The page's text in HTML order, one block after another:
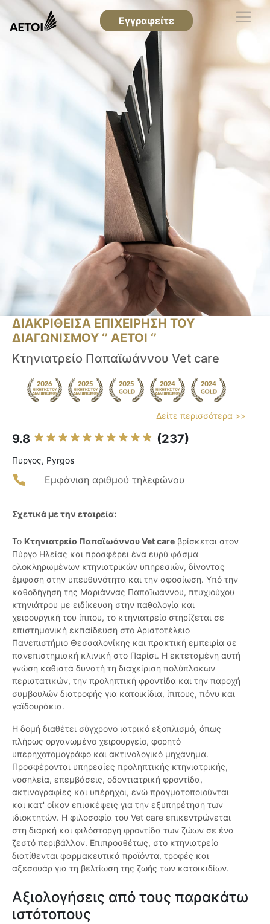
Εγγραφείτε
ΔΙΑΚΡΙΘΕΙΣΑ ΕΠΙΧΕΙΡΗΣΗ ΤΟΥ
ΔΙΑΓΩΝΙΣΜΟΥ ‘’ ΑΕΤΟΙ ‘’
Κτηνιατρείο Παπαϊωάννου Vet care
Δείτε περισσότερα >>
9.8 (237)
Πυργος, Pyrgos
Εμφάνιση αριθμού τηλεφώνου
Σχετικά με την εταιρεία:
Το Κτηνιατρείο Παπαϊωάννου Vet care βρίσκεται στον
Πύργο Ηλείας και προσφέρει ένα ευρύ φάσμα
ολοκληρωμένων κτηνιατρικών υπηρεσιών, δίνοντας
έμφαση στην υπευθυνότητα και την αφοσίωση. Υπό την
καθοδήγηση της Μαριάννας Παπαϊωάννου, πτυχιούχου
κτηνιάτρου με ειδίκευση στην παθολογία και
χειρουργική του ίππου, το κτηνιατρείο στηρίζεται σε
επιστημονική εκπαίδευση στο Αριστοτέλειο
Πανεπιστήμιο Θεσσαλονίκης και πρακτική εμπειρία σε
πανεπιστημιακή κλινική στο Παρίσι. Η εκτεταμένη αυτή
γνώση καθιστά δυνατή τη διαχείριση πολύπλοκων
περιστατικών, την προληπτική φροντίδα και την παροχή
συμβουλών διατροφής για κατοικίδια, ίππους, πόνυ και
γαϊδουράκια.
Η δομή διαθέτει σύγχρονο ιατρικό εξοπλισμό, όπως
πλήρως οργανωμένο χειρουργείο, φορητό
υπερηχοτομογράφο και ακτινολογικό μηχάνημα.
Προσφέρονται υπηρεσίες προληπτικής κτηνιατρικής,
νοσηλεία, επεμβάσεις, οδοντιατρική φροντίδα,
ακτινογραφίες και υπέρηχοι, ενώ πραγματοποιούνται
και κατ' οίκον επισκέψεις για την εξυπηρέτηση των
ιδιοκτητών. Η φιλοσοφία του Vet care επικεντρώνεται
στη διαρκή και φιλόστοργη φροντίδα των ζώων σε ένα
ζεστό περιβάλλον. Επιπροσθέτως, στο κτηνιατρείο
διατίθενται φαρμακευτικά προϊόντα, τροφές και
αξεσουάρ για τη βελτίωση της ζωής των κατοικιδίων.
Αξιολογήσεις από τους παρακάτω
ιστότοπους